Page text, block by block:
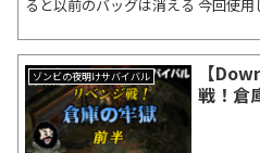
ると以前のバッグは消える 今回使用した武器・防具 レベル８１時点
ゾンビの夜明けサバイバル
【
戦！倉